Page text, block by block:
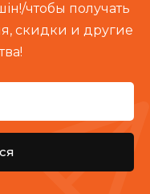
чтобы получать
скидки и другие